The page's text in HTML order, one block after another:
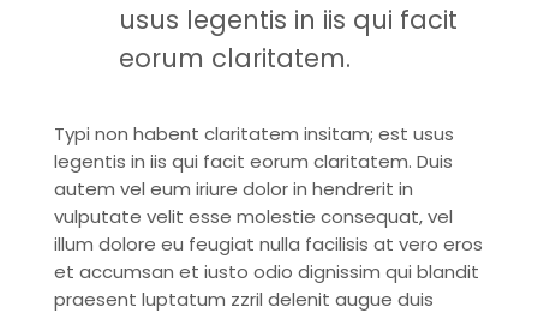
usus legentis in iis qui facit
eorum claritatem.
Typi non habent claritatem insitam; est usus
legentis in iis qui facit eorum claritatem. Duis
autem vel eum iriure dolor in hendrerit in
vulputate velit esse molestie consequat, vel
illum dolore eu feugiat nulla facilisis at vero eros
et accumsan et iusto odio dignissim qui blandit
praesent luptatum zzril delenit augue duis